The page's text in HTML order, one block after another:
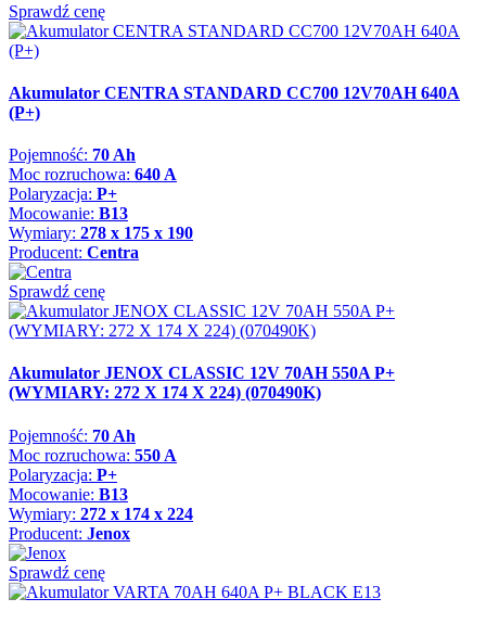
Sprawdź cenę
Akumulator CENTRA STANDARD CC700 12V70AH 640A
(P+)
Pojemność: 70 Ah
Moc rozruchowa: 640 A
Polaryzacja: P+
Mocowanie: B13
Wymiary: 278 x 175 x 190
Producent: Centra
Sprawdź cenę
Akumulator JENOX CLASSIC 12V 70AH 550A P+
(WYMIARY: 272 X 174 X 224) (070490K)
Pojemność: 70 Ah
Moc rozruchowa: 550 A
Polaryzacja: P+
Mocowanie: B13
Wymiary: 272 x 174 x 224
Producent: Jenox
Sprawdź cenę